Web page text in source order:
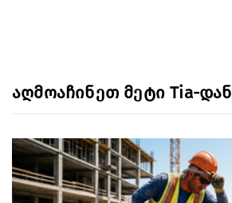
აღმოაჩინეთ მეტი Tia-დან